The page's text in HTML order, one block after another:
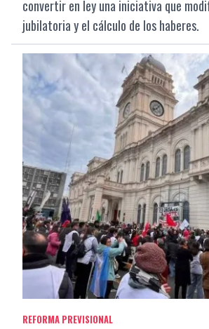
convertir en ley una iniciativa que
jubilatoria y el cálculo de los haberes.
REFORMA PREVISIONAL